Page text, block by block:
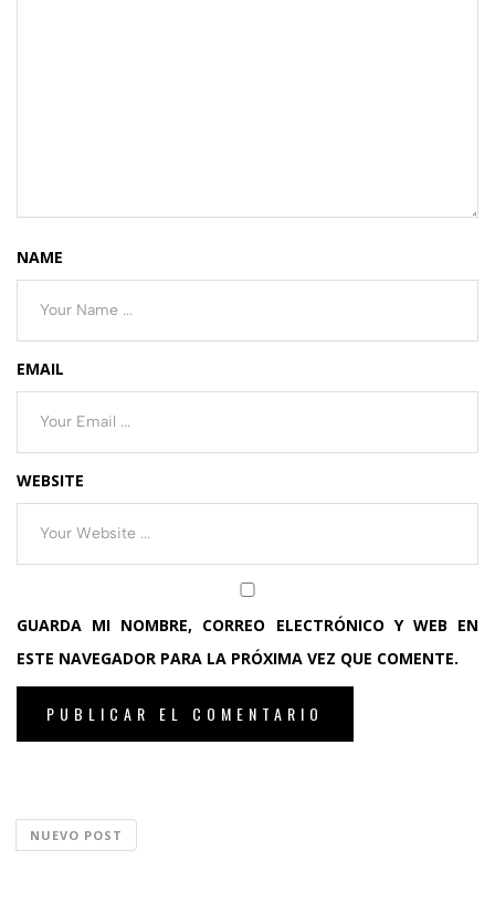
NAME
EMAIL
WEBSITE
GUARDA MI NOMBRE, CORREO ELECTRÓNICO Y WEB EN
ESTE NAVEGADOR PARA LA PRÓXIMA VEZ QUE COMENTE.
NUEVO POST